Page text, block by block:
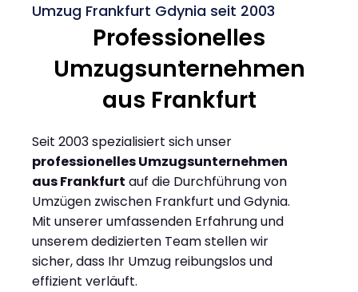
Umzug Frankfurt Gdynia seit 2003
Professionelles
Umzugsunternehmen
aus Frankfurt
Seit 2003 spezialisiert sich unser
professionelles Umzugsunternehmen
aus Frankfurt auf die Durchführung von
Umzügen zwischen Frankfurt und Gdynia.
Mit unserer umfassenden Erfahrung und
unserem dedizierten Team stellen wir
sicher, dass Ihr Umzug reibungslos und
effizient verläuft.